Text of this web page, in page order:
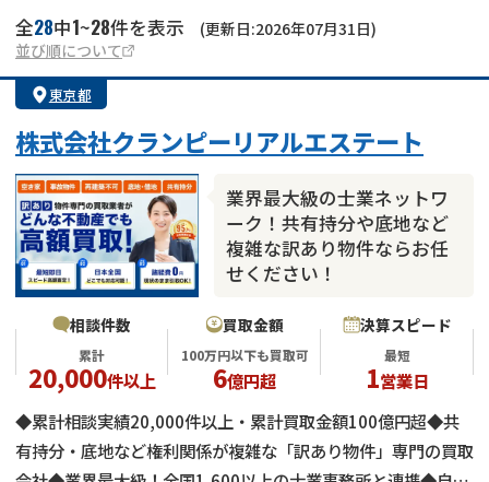
借地 不動産リースバック
任意売却
アンケート調査
全28中1~28件を表示
(更新日:2026年07月31日)
並び順について
東京都
株式会社クランピーリアルエステート
業界最大級の士業ネットワ
ーク！共有持分や底地など
複雑な訳あり物件ならお任
せください！
相談件数
累計
20,000件以上
買取金額
100万円以下も買取可
6億円超
決算スピード
最短
1営業日
◆累計相談実績20,000件以上・累計買取金額100億円超◆共
有持分・底地など権利関係が複雑な「訳あり物件」専門の買取